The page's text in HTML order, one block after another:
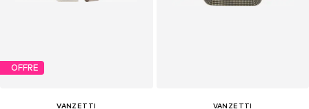
OFFRE
VANZETTI VANZETTI